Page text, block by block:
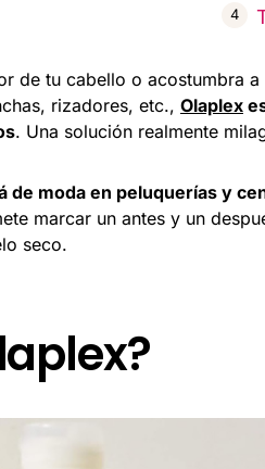
de tu cabello o acostumbra
rizadores, etc., Olaplex
. Una solución realmente
de moda en peluquerías y
marcar un antes y un
seco.